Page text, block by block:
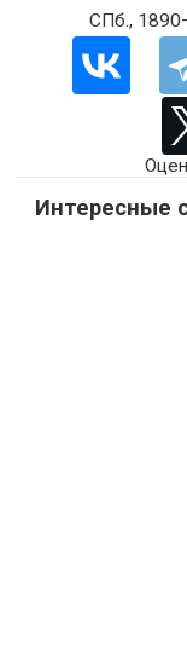
СПб.,
Интересные